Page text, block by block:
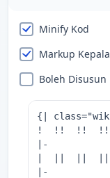
Minify Kod
Markup Kepala
Boleh Disusun